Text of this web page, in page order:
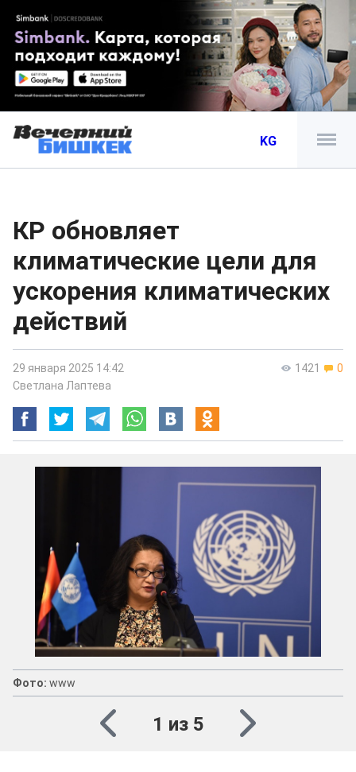
KG
КР обновляет
климатические цели для
ускорения климатических
действий
1421 0
29 января 2025 14:42
Светлана Лаптева
Фото: www
1 из 5